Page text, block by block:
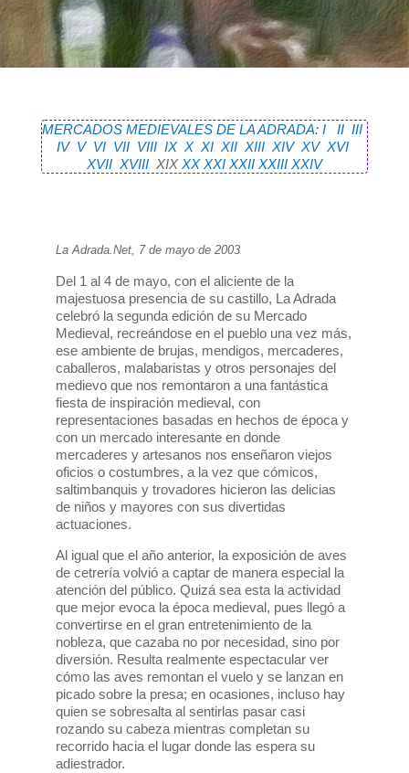
MERCADOS MEDIEVALES DE LA ADRADA: I II III
IV V VI VII VIII IX X XI XII XIII XIV XV XVI
XVII XVIIIXIX XX XXI XXII XXIII XXIV
La Adrada.Net, 7 de mayo de 2003
Del 1 al 4 de mayo, con el aliciente de la
majestuosa presencia de su castillo, La Adrada
celebró la segunda edición de su Mercado
Medieval, recreándose en el pueblo una vez más,
ese ambiente de brujas, mendigos, mercaderes,
caballeros, malabaristas y otros personajes del
medievo que nos remontaron a una fantástica
fiesta de inspiración medieval, con
representaciones basadas en hechos de época y
con un mercado interesante en donde
mercaderes y artesanos nos enseñaron viejos
oficios o costumbres, a la vez que cómicos,
saltimbanquis y trovadores hicieron las delicias
de niños y mayores con sus divertidas
actuaciones.
Al igual que el año anterior, la exposición de aves
de cetrería volvió a captar de manera especial la
atención del público. Quizá sea esta la actividad
que mejor evoca la época medieval, pues llegó a
convertirse en el gran entretenimiento de la
nobleza, que cazaba no por necesidad, sino por
diversión. Resulta realmente espectacular ver
cómo las aves remontan el vuelo y se lanzan en
picado sobre la presa; en ocasiones, incluso hay
quien se sobresalta al sentirlas pasar casi
rozando su cabeza mientras completan su
recorrido hacia el lugar donde las espera su
adiestrador.